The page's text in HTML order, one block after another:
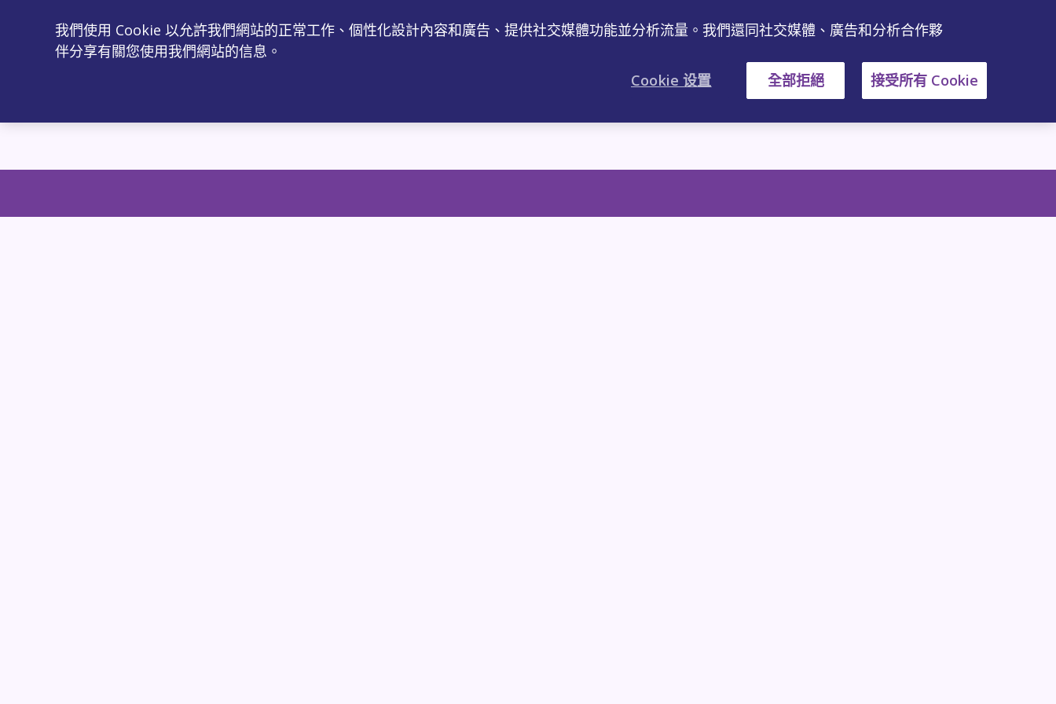
我們使用 Cookie 以允許我們網站的正常工作、個性化設計內容和廣告、提供社交媒體功能並分析流量。我們還同社交媒體、廣告和分析合作夥
伴分享有關您使用我們網站的信息。
Cookie 设置
全部拒絕 接受所有 Cookie